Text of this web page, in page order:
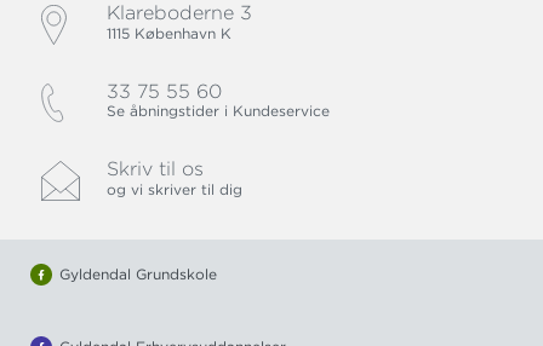
Klareboderne 3
1115 København K
33 75 55 60
Se åbningstider i Kundeservice
Skriv til os
og vi skriver til dig
Gyldendal Grundskole